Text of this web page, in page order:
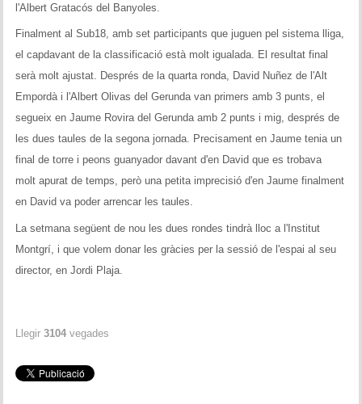
l'Albert Gratacós del Banyoles.
Finalment al Sub18, amb set participants que juguen pel sistema lliga,
el capdavant de la classificació està molt igualada. El resultat final
serà molt ajustat. Després de la quarta ronda, David Nuñez de l'Alt
Empordà i l'Albert Olivas del Gerunda van primers amb 3 punts, el
segueix en Jaume Rovira del Gerunda amb 2 punts i mig, després de
les dues taules de la segona jornada. Precisament en Jaume tenia un
final de torre i peons guanyador davant d'en David que es trobava
molt apurat de temps, però una petita imprecisió d'en Jaume finalment
en David va poder arrencar les taules.
La setmana següent de nou les dues rondes tindrà lloc a l'Institut
Montgrí, i que volem donar les gràcies per la sessió de l'espai al seu
director, en Jordi Plaja.
Llegir 3104 vegades